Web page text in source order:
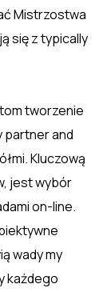
Mistrzostwa
się z typically
tworzenie
partner and
Kluczową
jest wybór
on-line.
wady my
każdego